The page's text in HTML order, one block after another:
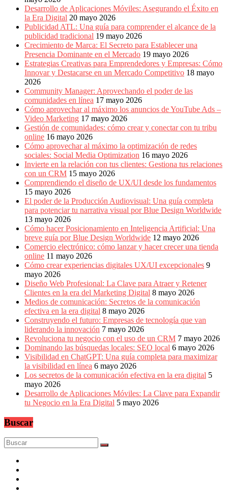
Desarrollo de Aplicaciones Móviles: Asegurando el Éxito en
la Era Digital 20 mayo 2026
Publicidad ATL: Una guía para comprender el alcance de la
publicidad tradicional 19 mayo 2026
Crecimiento de Marca: El Secreto para Establecer una
Presencia Dominante en el Mercado 19 mayo 2026
Estrategias Creativas para Emprendedores y Empresas: Cómo
Innovar y Destacarse en un Mercado Competitivo 18 mayo
2026
Community Manager: Aprovechando el poder de las
comunidades en línea 17 mayo 2026
Cómo aprovechar al máximo los anuncios de YouTube Ads –
Video Marketing 17 mayo 2026
Gestión de comunidades: cómo crear y conectar con tu tribu
online 16 mayo 2026
Cómo aprovechar al máximo la optimización de redes
sociales: Social Media Optimization 16 mayo 2026
Invierte en la relación con tus clientes: Gestiona tus relaciones
con un CRM 15 mayo 2026
Comprendiendo el diseño de UX/UI desde los fundamentos
15 mayo 2026
El poder de la Producción Audiovisual: Una guía completa
para potenciar tu narrativa visual por Blue Design Worldwide
13 mayo 2026
Cómo hacer Posicionamiento en Inteligencia Artificial: Una
breve guía por Blue Design Worldwide 12 mayo 2026
Comercio electrónico: cómo lanzar y hacer crecer una tienda
online 11 mayo 2026
Cómo crear experiencias digitales UX/UI excepcionales 9
mayo 2026
Diseño Web Profesional: La Clave para Atraer y Retener
Clientes en la era del Marketing Digital 8 mayo 2026
Medios de comunicación: Secretos de la comunicación
efectiva en la era digital 8 mayo 2026
Construyendo el futuro: Empresas de tecnología que van
liderando la innovación 7 mayo 2026
Revoluciona tu negocio con el uso de un CRM 7 mayo 2026
Dominando las búsquedas locales: SEO local 6 mayo 2026
Visibilidad en ChatGPT: Una guía completa para maximizar
la visibilidad en línea 6 mayo 2026
Los secretos de la comunicación efectiva en la era digital 5
mayo 2026
Desarrollo de Aplicaciones Móviles: La Clave para Expandir
tu Negocio en la Era Digital 5 mayo 2026
Buscar